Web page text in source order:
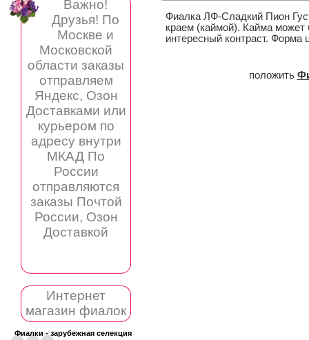
Важно!
Друзья! По
Москве и
Московской
области заказы
отправляем
Яндекс, Озон
Доставками или
курьером по
адресу внутри
МКАД По
России
отправляются
заказы Почтой
России, Озон
Доставкой
Интернет
магазин фиалок
Фиалки - зарубежная селекция
Фиалка ЛФ-Сладкий Пион
краем (каймой). Кайма
интересный контраст. Форма
положить